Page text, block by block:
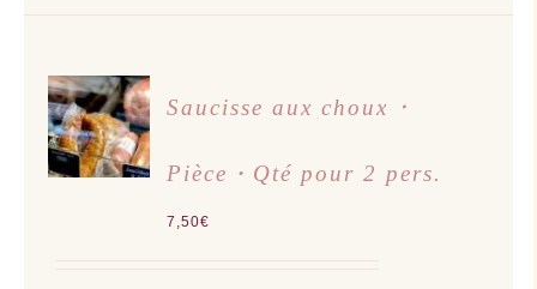
AJOUTER
AU
PANIER
/
DÉTAILS
Saucisse aux choux ･
Pièce・Qté pour 2 pers.
7,50€